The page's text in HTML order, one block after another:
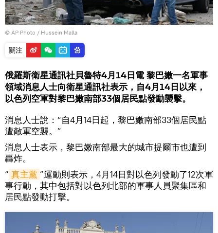
© AP Photo / Hussein Malla
關注
俄羅斯衛星通訊社貝魯特4月14日電 黎巴嫩一名軍事
領域消息人士向衛星通訊社表示，自4月14日以來，
以色列空軍對黎巴嫩南部33個居民點發動襲擊。
消息人士說：“自4月14日起，黎巴嫩南部33個居民點
遭敵軍空襲。”
消息人士表示，黎巴嫩南部最大的城市提爾市也遭到
轟炸。
“ 真主黨 ”運動則表示，4月14日對以色列發動了12次軍
事行動，其中包括對以色列北部的軍事人員聚集區和
居民點發動打擊。